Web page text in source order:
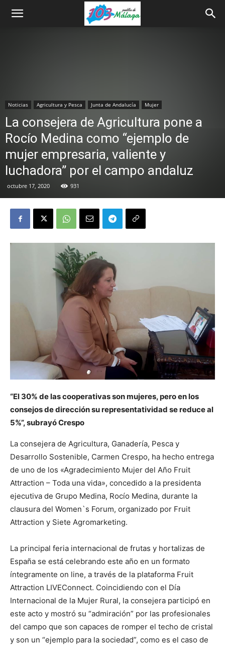
Noticias Agricultura y Pesca Junta de Andalucía Mujer
La consejera de Agricultura pone a
Rocío Medina como “ejemplo de
mujer empresaria, valiente y
luchadora” por el campo andaluz
octubre 17, 2020 931
“El 30% de las cooperativas son mujeres, pero en los
consejos de dirección su representatividad se reduce al
5%”, subrayó Crespo
La consejera de Agricultura, Ganadería, Pesca y
Desarrollo Sostenible, Carmen Crespo, ha hecho entrega
de uno de los «Agradecimiento Mujer del Año Fruit
Attraction – Toda una vida», concedido a la presidenta
ejecutiva de Grupo Medina, Rocío Medina, durante la
clausura del Women`s Forum, organizado por Fruit
Attraction y Siete Agromarketing.
La principal feria internacional de frutas y hortalizas de
España se está celebrando este año en un formato
íntegramente on line, a través de la plataforma Fruit
Attraction LIVEConnect. Coincidiendo con el Día
Internacional de la Mujer Rural, la consejera participó en
este acto y mostró su “admiración” por las profesionales
del campo que son capaces de romper el techo de cristal
y son un “ejemplo para la sociedad”, como es el caso de